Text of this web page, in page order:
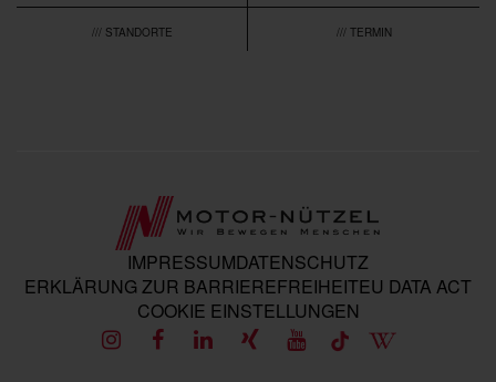
/// STANDORTE /// TERMIN
IMPRESSUMDATENSCHUTZ
ERKLÄRUNG ZUR BARRIEREFREIHEITEU DATA ACT
COOKIE EINSTELLUNGEN